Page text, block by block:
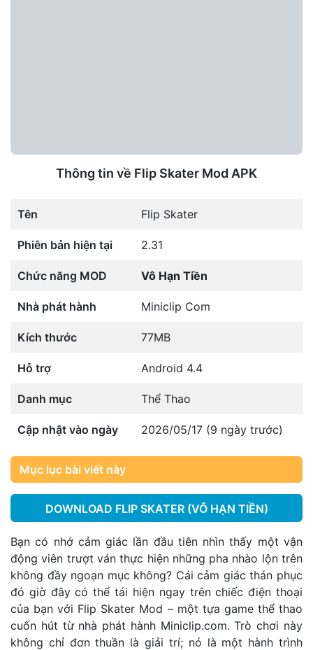
Thông tin về Flip Skater Mod APK
Tên Flip Skater
Phiên bản hiện tại 2.31
Chức năng MOD Vô Hạn Tiền
Nhà phát hành Miniclip Com
Kích thước 77MB
Hỗ trợ Android 4.4
Danh mục Thể Thao
Cập nhật vào ngày 2026/05/17 (9 ngày trước)
Mục lục bài viết này
DOWNLOAD FLIP SKATER (VÔ HẠN TIỀN)
Bạn có nhớ cảm giác lần đầu tiên nhìn thấy một vận
động viên trượt ván thực hiện những pha nhào lộn trên
không đầy ngoạn mục không? Cái cảm giác thán phục
đó giờ đây có thể tái hiện ngay trên chiếc điện thoại
của bạn với Flip Skater Mod – một tựa game thể thao
cuốn hút từ nhà phát hành Miniclip.com. Trò chơi này
không chỉ đơn thuần là giải trí; nó là một hành trình